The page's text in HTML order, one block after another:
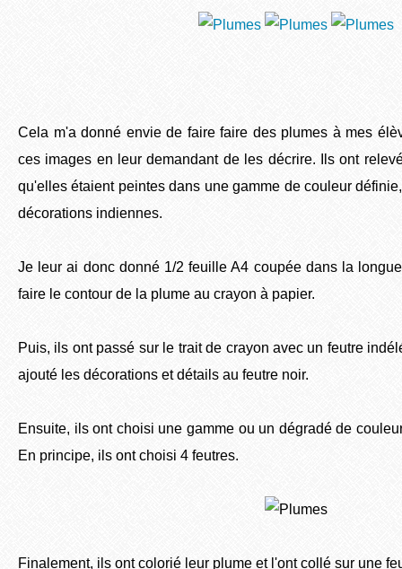
Cela m'a donné envie de faire faire des plumes à mes
ces images en leur demandant de les décrire. Ils ont
qu'elles étaient peintes dans une gamme de couleur
décorations indiennes.
Je leur ai donc donné 1/2 feuille A4 coupée dans la
faire le contour de la plume au crayon à papier.
Puis, ils ont passé sur le trait de crayon avec un feutre
ajouté les décorations et détails au feutre noir.
Ensuite, ils ont choisi une gamme ou un dégradé de
En principe, ils ont choisi 4 feutres.
Finalement, ils ont colorié leur plume et l'ont collé sur une